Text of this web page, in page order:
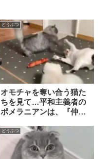
どうぶつ
オモチャを奪い合う猫た
ちを見て…平和主義者の
ポメラニアンは、『仲裁
どうぶつ